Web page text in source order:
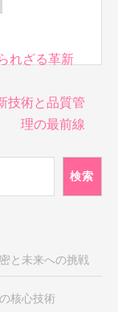
れざる革新
技術と品質管
理の最前線
検索
と未来への挑戦
核心技術